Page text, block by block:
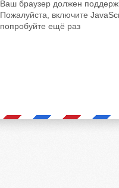
Ваш браузер должен
Пожалуйста, включите
попробуйте ещё раз